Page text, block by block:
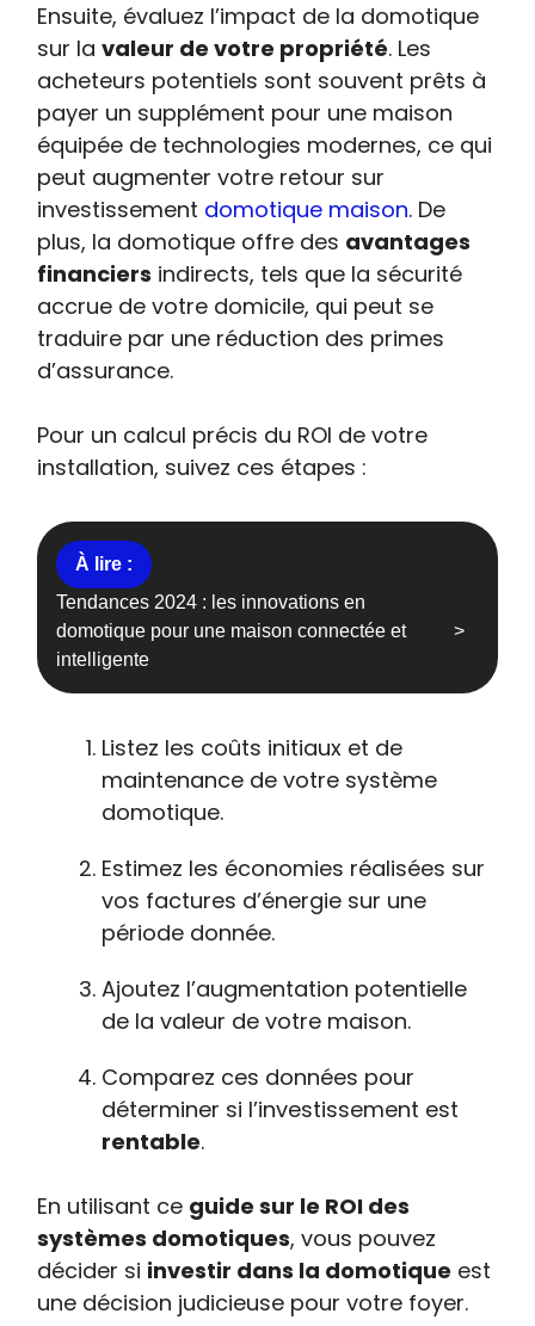
Ensuite, évaluez l’impact de la domotique
sur lavaleur de votre propriété. Les
acheteurs potentiels sont souvent prêts à
payer un supplément pour une maison
équipée de technologies modernes, ce qui
peut augmenter votre retour sur
investissement domotique maison. De
plus, la domotique offre des avantages
financiers indirects, tels que la sécurité
accrue de votre domicile, qui peut se
traduire par une réduction des primes
d’assurance.
Pour un calcul précis du ROI de votre
installation, suivez ces étapes :
Tendances 2024 : les innovations en
domotique pour une maison connectée et
intelligente
Listez les coûts initiaux et de
maintenance de votre système
domotique.
Estimez les économies réalisées sur
vos factures d’énergie sur une
période donnée.
Ajoutez l’augmentation potentielle
de la valeur de votre maison.
Comparez ces données pour
déterminer si l’investissement est
rentable.
En utilisant ce guide sur le ROI des
systèmes domotiques, vous pouvez
décider si investir dans la domotique est
une décision judicieuse pour votre foyer.